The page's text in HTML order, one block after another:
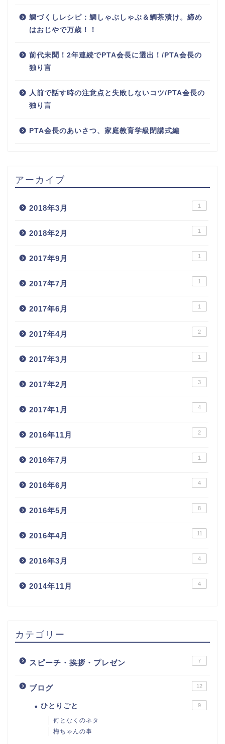
鯛づくしレシピ：鯛しゃぶしゃぶ＆鯛茶漬け。締め
はおじやで万歳！！
前代未聞！2年連続でPTA会長に選出！/PTA会長の
独り言
人前で話す時の注意点と失敗しないコツ/PTA会長の
独り言
PTA会長のあいさつ、家庭教育学級閉講式編
アーカイブ
2018年3月 1
2018年2月 1
2017年9月 1
2017年7月 1
2017年6月 1
2017年4月 2
2017年3月 1
2017年2月 3
2017年1月 4
2016年11月 2
2016年7月 1
2016年6月 4
2016年5月 8
2016年4月 11
2016年3月 4
2014年11月 4
カテゴリー
スピーチ・挨拶・プレゼン 7
ブログ 12
ひとりごと 9
何となくのネタ
梅ちゃんの事